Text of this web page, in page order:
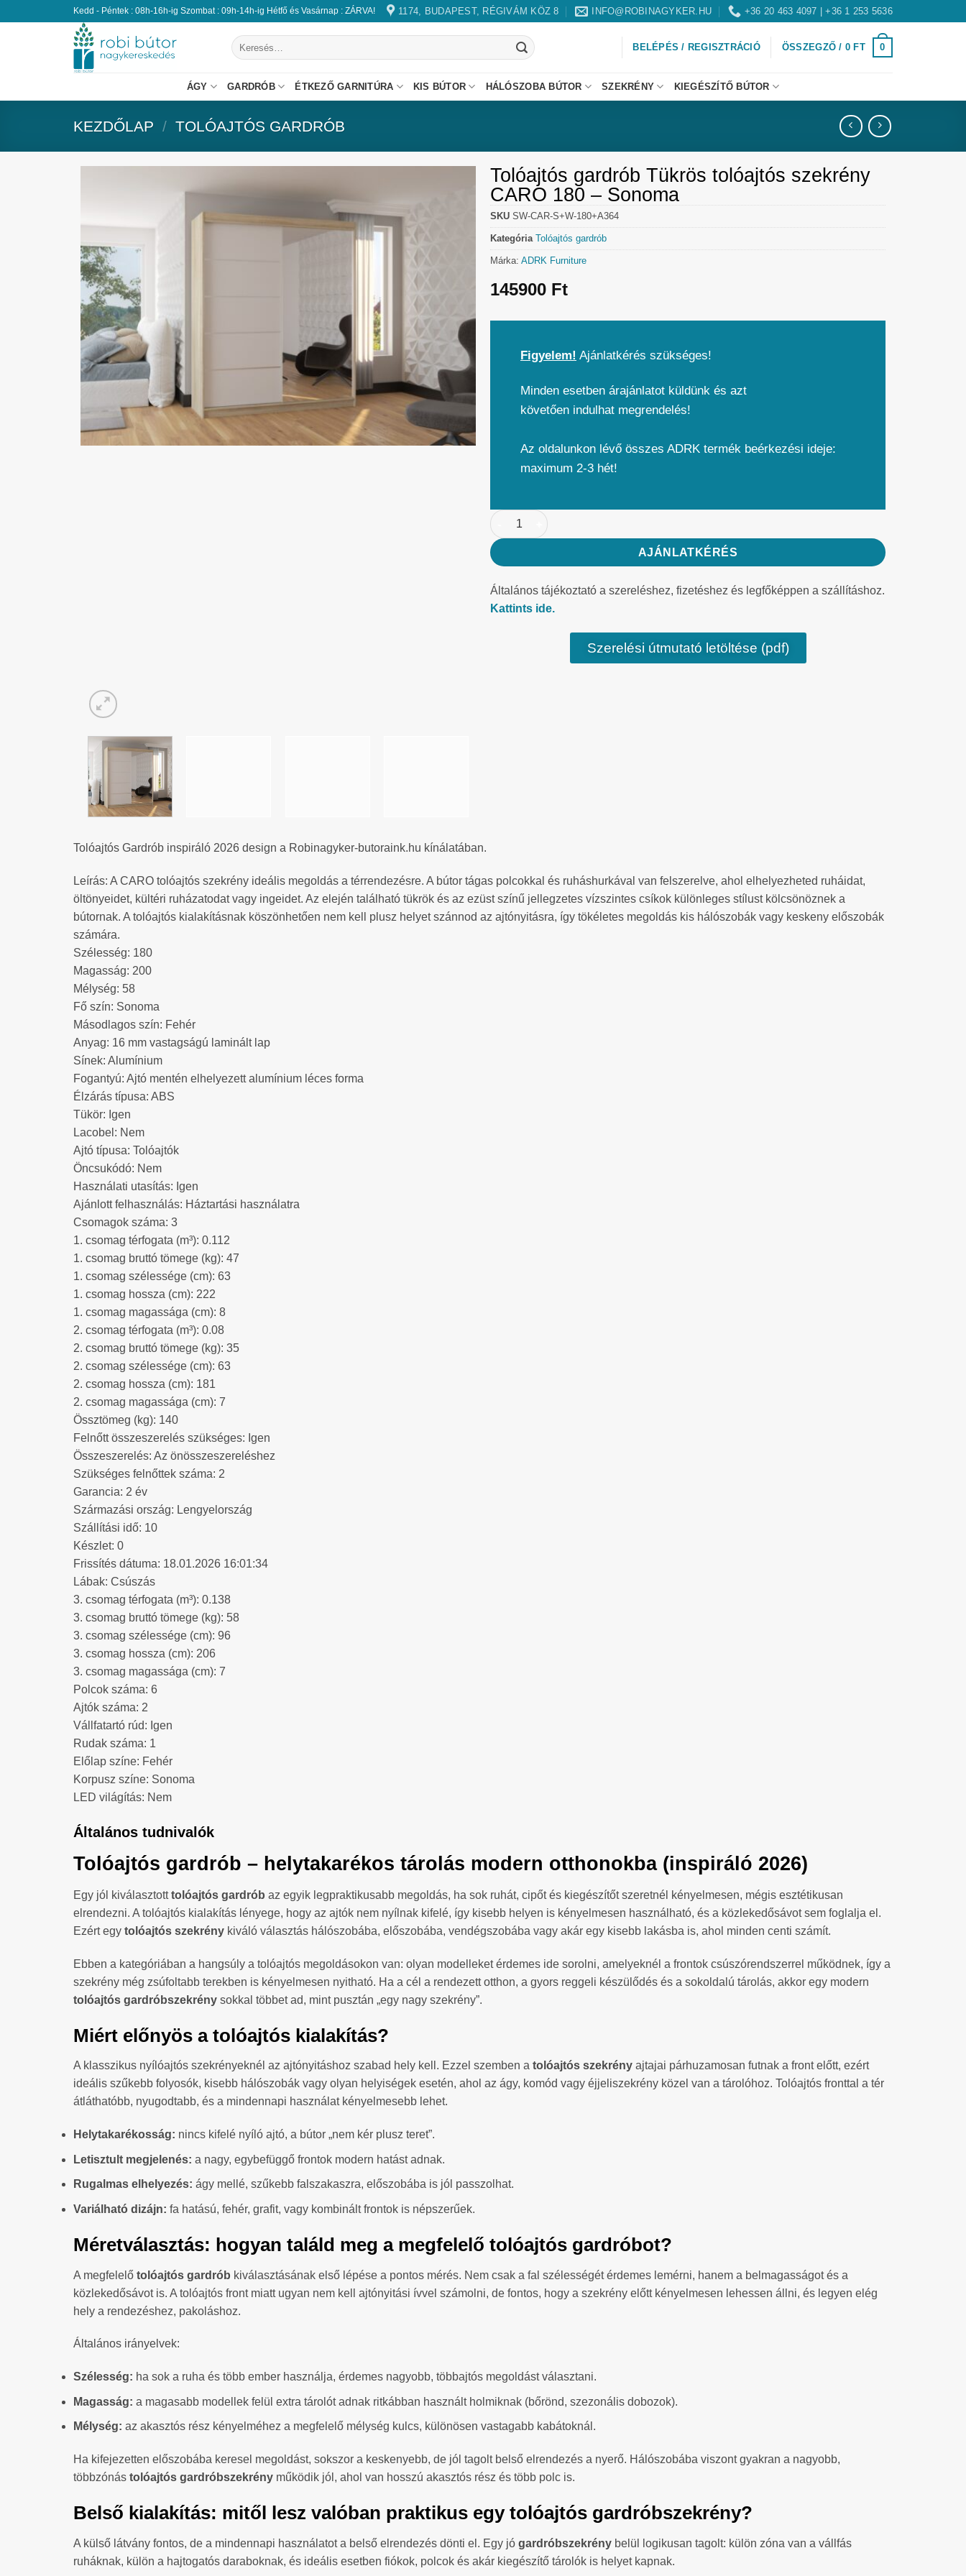
Kedd - Péntek : 08h-16h-ig Szombat : 09h-14h-ig Hétfő és Vasárnap : ZÁRVA! 1174, BUDAPEST, RÉGIVÁM KÖZ 8 INFO@ROBINAGYKER.HU +36 20 463 4097 | +36 1 253 5636
BELÉPÉS / REGISZTRÁCIÓ ÖSSZEGZŐ / 0 FT 0
ÁGY GARDRÓB ÉTKEZŐ GARNITÚRA KIS BÚTOR HÁLÓSZOBA BÚTOR SZEKRÉNY KIEGÉSZÍTŐ BÚTOR
KEZDŐLAP / TOLÓAJTÓS GARDRÓB
Tolóajtós gardrób Tükrös tolóajtós szekrény
CARO 180 – Sonoma
SKU SW-CAR-S+W-180+A364
Kategória Tolóajtós gardrób
Márka: ADRK Furniture
145900 Ft
Figyelem! Ajánlatkérés szükséges!
Minden esetben árajánlatot küldünk és azt
követően indulhat megrendelés!
Az oldalunkon lévő összes ADRK termék beérkezési ideje:
maximum 2-3 hét!
AJÁNLATKÉRÉS
Általános tájékoztató a szereléshez, fizetéshez és legfőképpen a szállításhoz.
Kattints ide.
Szerelési útmutató letöltése (pdf)
Tolóajtós Gardrób inspiráló 2026 design a Robinagyker-butoraink.hu kínálatában.
Leírás: A CARO tolóajtós szekrény ideális megoldás a térrendezésre. A bútor tágas polcokkal és ruháshurkával van felszerelve, ahol elhelyezheted ruháidat,
öltönyeidet, kültéri ruházatodat vagy ingeidet. Az elején található tükrök és az ezüst színű jellegzetes vízszintes csíkok különleges stílust kölcsönöznek a
bútornak. A tolóajtós kialakításnak köszönhetően nem kell plusz helyet szánnod az ajtónyitásra, így tökéletes megoldás kis hálószobák vagy keskeny előszobák
számára.
Szélesség: 180
Magasság: 200
Mélység: 58
Fő szín: Sonoma
Másodlagos szín: Fehér
Anyag: 16 mm vastagságú laminált lap
Sínek: Alumínium
Fogantyú: Ajtó mentén elhelyezett alumínium léces forma
Élzárás típusa: ABS
Tükör: Igen
Lacobel: Nem
Ajtó típusa: Tolóajtók
Öncsukódó: Nem
Használati utasítás: Igen
Ajánlott felhasználás: Háztartási használatra
Csomagok száma: 3
1. csomag térfogata (m³): 0.112
1. csomag bruttó tömege (kg): 47
1. csomag szélessége (cm): 63
1. csomag hossza (cm): 222
1. csomag magassága (cm): 8
2. csomag térfogata (m³): 0.08
2. csomag bruttó tömege (kg): 35
2. csomag szélessége (cm): 63
2. csomag hossza (cm): 181
2. csomag magassága (cm): 7
Össztömeg (kg): 140
Felnőtt összeszerelés szükséges: Igen
Összeszerelés: Az önösszeszereléshez
Szükséges felnőttek száma: 2
Garancia: 2 év
Származási ország: Lengyelország
Szállítási idő: 10
Készlet: 0
Frissítés dátuma: 18.01.2026 16:01:34
Lábak: Csúszás
3. csomag térfogata (m³): 0.138
3. csomag bruttó tömege (kg): 58
3. csomag szélessége (cm): 96
3. csomag hossza (cm): 206
3. csomag magassága (cm): 7
Polcok száma: 6
Ajtók száma: 2
Vállfatartó rúd: Igen
Rudak száma: 1
Előlap színe: Fehér
Korpusz színe: Sonoma
LED világítás: Nem
Általános tudnivalók
Tolóajtós gardrób – helytakarékos tárolás modern otthonokba (inspiráló 2026)
Egy jól kiválasztotttolóajtós gardrób az egyik legpraktikusabb megoldás, ha sok ruhát, cipőt és kiegészítőt szeretnél kényelmesen, mégis esztétikusan
elrendezni. A tolóajtós kialakítás lényege, hogy az ajtók nem nyílnak kifelé, így kisebb helyen is kényelmesen használható, és a közlekedősávot sem foglalja el.
Ezért egy tolóajtós szekrény kiváló választás hálószobába, előszobába, vendégszobába vagy akár egy kisebb lakásba is, ahol minden centi számít.
Ebben a kategóriában a hangsúly a tolóajtós megoldásokon van: olyan modelleket érdemes ide sorolni, amelyeknél a frontok csúszórendszerrel működnek, így a
szekrény még zsúfoltabb terekben is kényelmesen nyitható. Ha a cél a rendezett otthon, a gyors reggeli készülődés és a sokoldalú tárolás, akkor egy modern
tolóajtós gardróbszekrény sokkal többet ad, mint pusztán „egy nagy szekrény”.
Miért előnyös a tolóajtós kialakítás?
A klasszikus nyílóajtós szekrényeknél az ajtónyitáshoz szabad hely kell. Ezzel szemben a tolóajtós szekrény ajtajai párhuzamosan futnak a front előtt, ezért
ideális szűkebb folyosók, kisebb hálószobák vagy olyan helyiségek esetén, ahol az ágy, komód vagy éjjeliszekrény közel van a tárolóhoz. Tolóajtós fronttal a tér
átláthatóbb, nyugodtabb, és a mindennapi használat kényelmesebb lehet.
Helytakarékosság: nincs kifelé nyíló ajtó, a bútor „nem kér plusz teret”.
Letisztult megjelenés: a nagy, egybefüggő frontok modern hatást adnak.
Rugalmas elhelyezés: ágy mellé, szűkebb falszakaszra, előszobába is jól passzolhat.
Variálható dizájn: fa hatású, fehér, grafit, vagy kombinált frontok is népszerűek.
Méretválasztás: hogyan találd meg a megfelelő tolóajtós gardróbot?
A megfelelő tolóajtós gardrób kiválasztásának első lépése a pontos mérés. Nem csak a fal szélességét érdemes lemérni, hanem a belmagasságot és a
közlekedősávot is. A tolóajtós front miatt ugyan nem kell ajtónyitási ívvel számolni, de fontos, hogy a szekrény előtt kényelmesen lehessen állni, és legyen elég
hely a rendezéshez, pakoláshoz.
Általános irányelvek:
Szélesség: ha sok a ruha és több ember használja, érdemes nagyobb, többajtós megoldást választani.
Magasság: a magasabb modellek felül extra tárolót adnak ritkábban használt holmiknak (bőrönd, szezonális dobozok).
Mélység: az akasztós rész kényelméhez a megfelelő mélység kulcs, különösen vastagabb kabátoknál.
Ha kifejezetten előszobába keresel megoldást, sokszor a keskenyebb, de jól tagolt belső elrendezés a nyerő. Hálószobába viszont gyakran a nagyobb,
többzónás tolóajtós gardróbszekrény működik jól, ahol van hosszú akasztós rész és több polc is.
Belső kialakítás: mitől lesz valóban praktikus egy tolóajtós gardróbszekrény?
A külső látvány fontos, de a mindennapi használatot a belső elrendezés dönti el. Egy jó gardróbszekrény belül logikusan tagolt: külön zóna van a vállfás
ruháknak, külön a hajtogatós daraboknak, és ideális esetben fiókok, polcok és akár kiegészítő tárolók is helyet kapnak.